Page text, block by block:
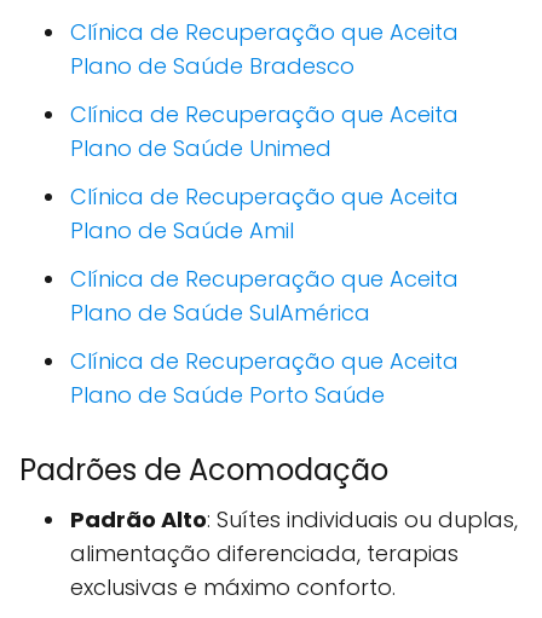
Clínica de Recuperação que Aceita
Plano de Saúde Bradesco
Clínica de Recuperação que Aceita
Plano de Saúde Unimed
Clínica de Recuperação que Aceita
Plano de Saúde Amil
Clínica de Recuperação que Aceita
Plano de Saúde SulAmérica
Clínica de Recuperação que Aceita
Plano de Saúde Porto Saúde
Padrões de Acomodação
Padrão Alto: Suítes individuais ou duplas,
alimentação diferenciada, terapias
exclusivas e máximo conforto.